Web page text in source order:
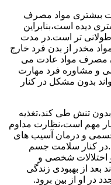
بیشتری مواد مصرف
دیده است،بنابراین
تر است.در مدت
مخدر از بدن فرد خارج
مصرف مواد عادت می
و مشاوره فرد مهارت
بدون مشکل در کنار
بدون تنش طی کند،تغذیه
مهم است،نظارت مداوم
و درمان آسیب های
کنار سلامت جسم
اختلالات شخصی و
بعد از بهبودی زندگی
در او از بین برود.